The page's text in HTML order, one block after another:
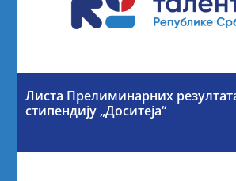
Листа Прелиминарних
стипендију „Доситеја“